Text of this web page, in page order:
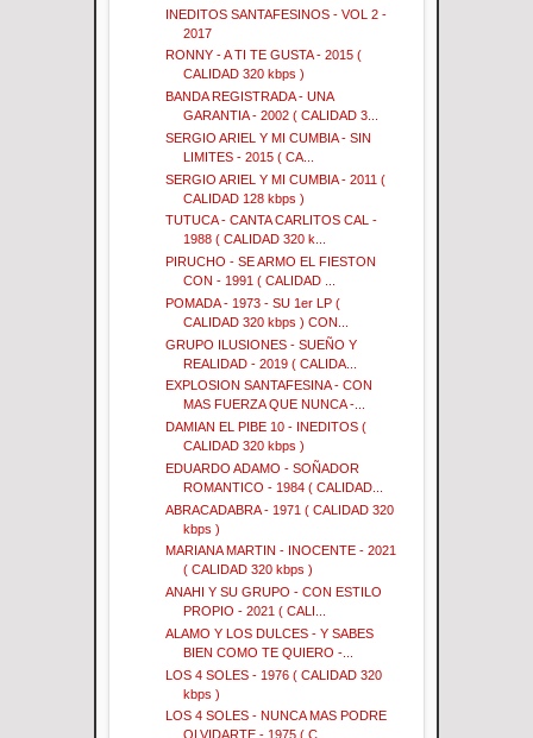
INEDITOS SANTAFESINOS - VOL 2 -
2017
RONNY - A TI TE GUSTA - 2015 (
CALIDAD 320 kbps )
BANDA REGISTRADA - UNA
GARANTIA - 2002 ( CALIDAD 3...
SERGIO ARIEL Y MI CUMBIA - SIN
LIMITES - 2015 ( CA...
SERGIO ARIEL Y MI CUMBIA - 2011 (
CALIDAD 128 kbps )
TUTUCA - CANTA CARLITOS CAL -
1988 ( CALIDAD 320 k...
PIRUCHO - SE ARMO EL FIESTON
CON - 1991 ( CALIDAD ...
POMADA - 1973 - SU 1er LP (
CALIDAD 320 kbps ) CON...
GRUPO ILUSIONES - SUEÑO Y
REALIDAD - 2019 ( CALIDA...
EXPLOSION SANTAFESINA - CON
MAS FUERZA QUE NUNCA -...
DAMIAN EL PIBE 10 - INEDITOS (
CALIDAD 320 kbps )
EDUARDO ADAMO - SOÑADOR
ROMANTICO - 1984 ( CALIDAD...
ABRACADABRA - 1971 ( CALIDAD 320
kbps )
MARIANA MARTIN - INOCENTE - 2021
( CALIDAD 320 kbps )
ANAHI Y SU GRUPO - CON ESTILO
PROPIO - 2021 ( CALI...
ALAMO Y LOS DULCES - Y SABES
BIEN COMO TE QUIERO -...
LOS 4 SOLES - 1976 ( CALIDAD 320
kbps )
LOS 4 SOLES - NUNCA MAS PODRE
OLVIDARTE - 1975 ( C...